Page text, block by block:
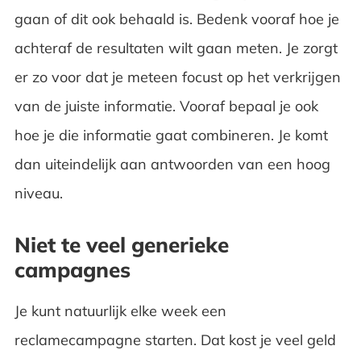
gaan of dit ook behaald is. Bedenk vooraf hoe je
achteraf de resultaten wilt gaan meten. Je zorgt
er zo voor dat je meteen focust op het verkrijgen
van de juiste informatie. Vooraf bepaal je ook
hoe je die informatie gaat combineren. Je komt
dan uiteindelijk aan antwoorden van een hoog
niveau.
Niet te veel generieke
campagnes
Je kunt natuurlijk elke week een
reclamecampagne starten. Dat kost je veel geld